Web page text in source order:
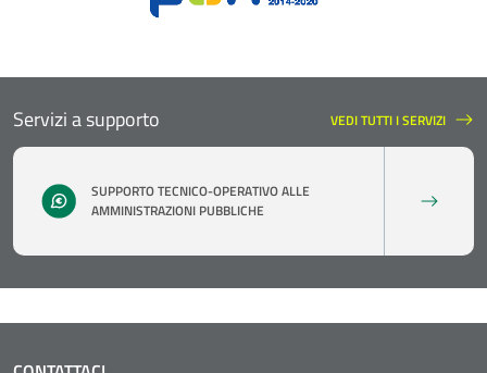
Servizi a supporto VEDI TUTTI I SERVIZI
SERVIZI A SUPPORTO
SUPPORTO TECNICO-OPERATIVO ALLE
AMMINISTRAZIONI PUBBLICHE